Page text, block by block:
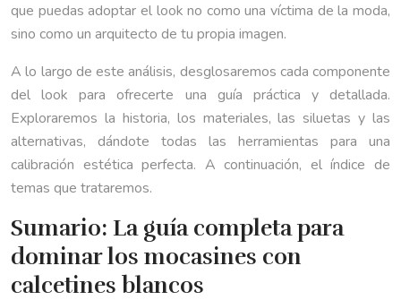
que puedas adoptar el look no como una víctima de la moda,
sino como un arquitecto de tu propia imagen.
A lo largo de este análisis, desglosaremos cada componente
del look para ofrecerte una guía práctica y detallada.
Exploraremos la historia, los materiales, las siluetas y las
alternativas, dándote todas las herramientas para una
calibración estética perfecta. A continuación, el índice de
temas que trataremos.
Sumario: La guía completa para
dominar los mocasines con
calcetines blancos